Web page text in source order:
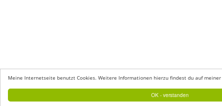
OK - verstanden
Meine Internetseite benutzt Cookies. Weitere Informationen hierzu findest du auf